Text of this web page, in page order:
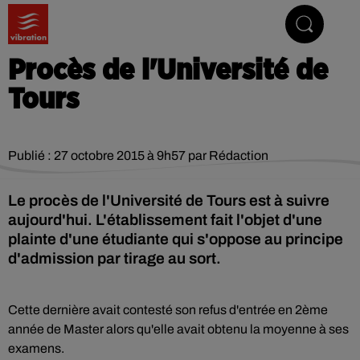
Procès de l'Université de
Tours
Publié : 27 octobre 2015 à 9h57 par Rédaction
Le procès de l'Université de Tours est à suivre
aujourd'hui. L'établissement fait l'objet d'une
plainte d'une étudiante qui s'oppose au principe
d'admission par tirage au sort.
Cette dernière avait contesté son refus d'entrée en 2ème
année de Master alors qu'elle avait obtenu la moyenne à ses
examens.